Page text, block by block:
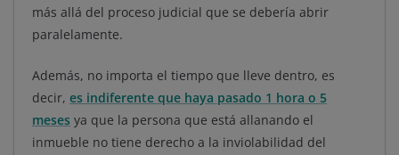
más allá del proceso judicial que se debería abrir
paralelamente.
Además, no importa el tiempo que lleve dentro, es
decir, es indiferente que haya pasado 1 hora o 5
meses ya que la persona que está allanando el
inmueble no tiene derecho a la inviolabilidad del